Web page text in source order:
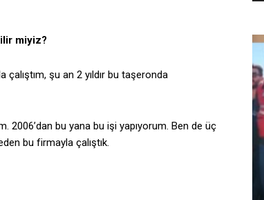
miyiz?
çalıştım, şu an 2 yıldır bu taşeronda
2006’dan bu yana bu işi yapıyorum. Ben de üç
bu firmayla çalıştık.